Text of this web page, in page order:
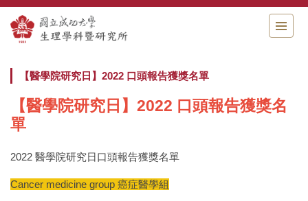
跳
到
主
內
容
【醫學院研究日】2022 口頭報告獲獎名單
【醫學院研究日】2022 口頭報告獲獎名
單
2022 醫學院研究日口頭報告獲獎名單
Cancer medicine group 癌症醫學組